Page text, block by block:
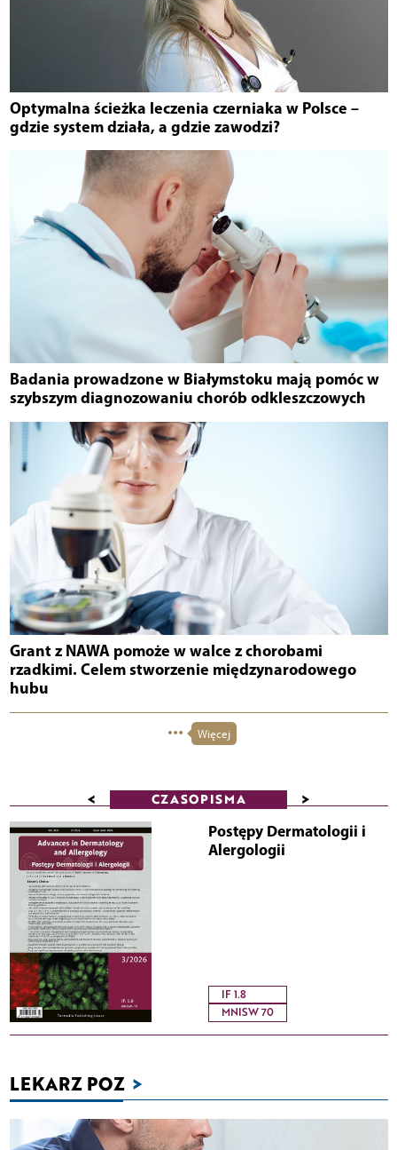
Optymalna ścieżka leczenia czerniaka w Polsce –
gdzie system działa, a gdzie zawodzi?
Badania prowadzone w Białymstoku mają pomóc w
szybszym diagnozowaniu chorób odkleszczowych
Grant z NAWA pomoże w walce z chorobami
rzadkimi. Celem stworzenie międzynarodowego
hubu
Więcej
< CZASOPISMA >
Postępy Dermatologii i
Alergologii
IF 1.8
MNISW 70
LEKARZ POZ >